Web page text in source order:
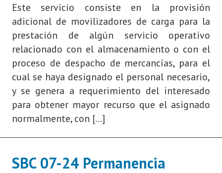
Este servicio consiste en la provisión
adicional de movilizadores de carga para la
prestación de algún servicio operativo
relacionado con el almacenamiento o con el
proceso de despacho de mercancías, para el
cual se haya designado el personal necesario,
y se genera a requerimiento del interesado
para obtener mayor recurso que el asignado
normalmente, con […]
SBC 07-24 Permanencia